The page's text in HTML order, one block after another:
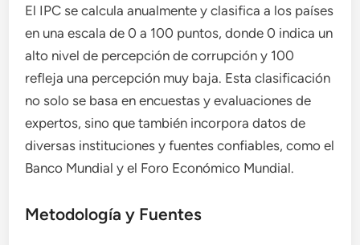
El IPC se calcula anualmente y clasifica a los países
en una escala de 0 a 100 puntos, donde 0 indica un
alto nivel de percepción de corrupción y 100
refleja una percepción muy baja. Esta clasificación
no solo se basa en encuestas y evaluaciones de
expertos, sino que también incorpora datos de
diversas instituciones y fuentes confiables, como el
Banco Mundial y el Foro Económico Mundial.
Metodología y Fuentes